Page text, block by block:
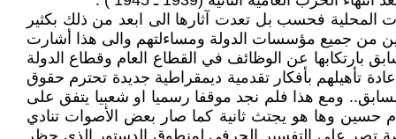
المحلية فحسب بل تعدت آثارها الى ابعد من ذلك بكثير
من جميع مؤسسات الدولة ومساءلتهم والى هذا أشارت
بارتكابها عن الوظائف في القطاع العام وقطاع الدولة
تأهيلهم بأفكار تقدمية ديمقراطية جديدة تحترم حقوق
ومع هذا فلم نجد موقفا رسميا او شعبيا يتفق على
وها هو يجتث ثانية كما صار بعض الأصوات تنادي